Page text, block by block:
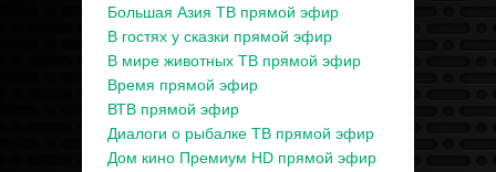
Большая Азия ТВ прямой эфир
В гостях у сказки прямой эфир
В мире животных ТВ прямой эфир
Время прямой эфир
ВТВ прямой эфир
Диалоги о рыбалке ТВ прямой эфир
Дом кино Премиум HD прямой эфир